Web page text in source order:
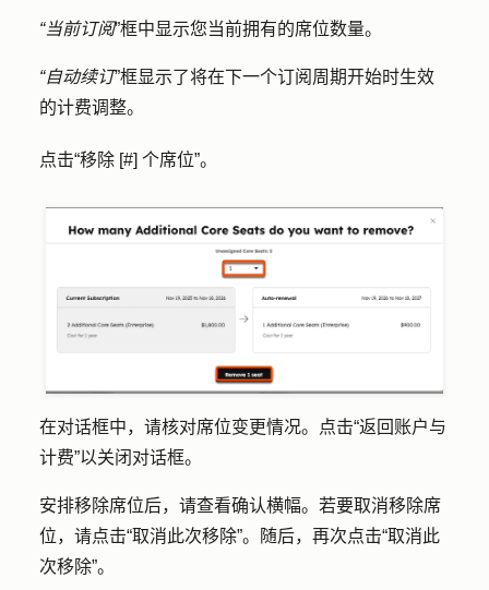
“当前订阅”框中显示您当前拥有的席位数量。
“自动续订”框显示了将在下一个订阅周期开始时生效
的计费调整。
点击“移除 [#] 个席位”。
在对话框中，请核对席位变更情况。点击“返回账户与
计费”以关闭对话框。
安排移除席位后，请查看确认横幅。若要取消移除席
位，请点击“取消此次移除”。随后，再次点击“取消此
次移除”。